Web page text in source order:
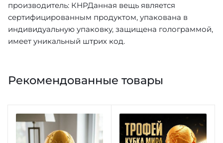
производитель: КНРДанная вещь является
сертифицированным продуктом, упакована в
индивидуальную упаковку, защищена голограммой,
имеет уникальный штрих код.
Рекомендованные товары